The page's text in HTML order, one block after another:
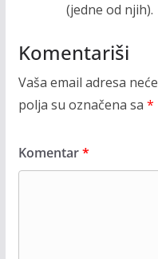
(jedne od njih).
Komentariši
Vaša email adresa
polja su označena sa *
Komentar*